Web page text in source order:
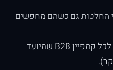
החלטות גם כשהם מחפשים
– דף ייעודי לכל קמפיין B2B שמיועד